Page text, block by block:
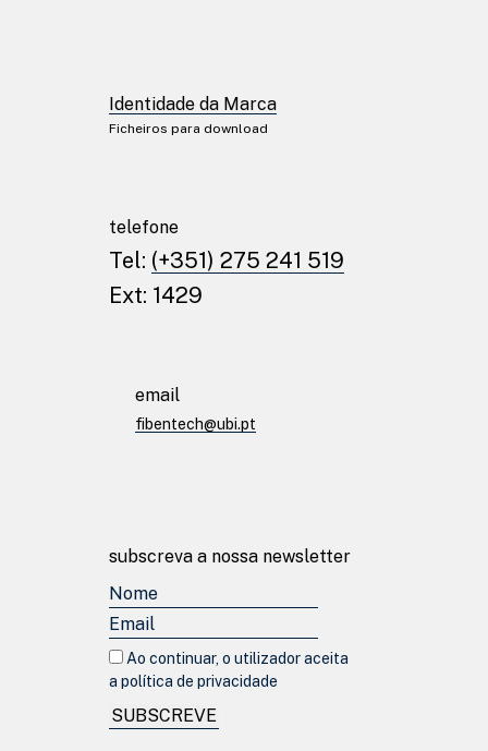
© fibentech 2026
Identidade da Marca
Ficheiros para download
telefone
Tel: (+351) 275 241 519
Ext: 1429
email
fibentech@ubi.pt
subscreva a nossa newsletter
Ao continuar, o utilizador aceita
a política de privacidade
SUBSCREVE